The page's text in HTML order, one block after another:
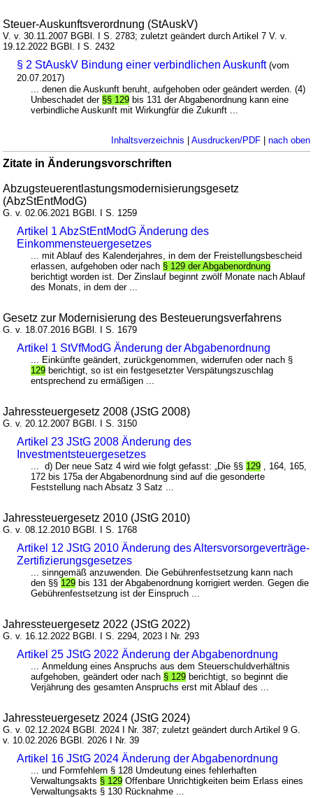
Steuer-Auskunftsverordnung (StAuskV)
V. v. 30.11.2007 BGBl. I S. 2783; zuletzt geändert durch Artikel 7 V. v.
19.12.2022 BGBl. I S. 2432
§ 2 StAuskV Bindung einer verbindlichen Auskunft (vom
20.07.2017)
... denen die Auskunft beruht, aufgehoben oder geändert werden. (4)
Unbeschadet der §§ 129 bis 131 der Abgabenordnung kann eine
verbindliche Auskunft mit Wirkungfür die Zukunft ...
Inhaltsverzeichnis Ausdrucken/PDF| nach oben
Zitate in Änderungsvorschriften
Abzugsteuerentlastungsmodernisierungsgesetz
(AbzStEntModG)
G. v. 02.06.2021 BGBl. I S. 1259
Artikel 1 AbzStEntModG Änderung des
Einkommensteuergesetzes
... mit Ablauf des Kalenderjahres, in dem der Freistellungsbescheid
erlassen, aufgehoben oder nach § 129 der Abgabenordnung
berichtigt worden ist. Der Zinslauf beginnt zwölf Monate nach Ablauf
des Monats, in dem der ...
Gesetz zur Modernisierung des Besteuerungsverfahrens
G. v. 18.07.2016 BGBl. I S. 1679
Artikel 1 StVfModG Änderung der Abgabenordnung
... Einkünfte geändert, zurückgenommen, widerrufen oder nach §
129 berichtigt, so ist ein festgesetzter Verspätungszuschlag
entsprechend zu ermäßigen ...
Jahressteuergesetz 2008 (JStG 2008)
G. v. 20.12.2007 BGBl. I S. 3150
Artikel 23 JStG 2008 Änderung des
Investmentsteuergesetzes
... d) Der neue Satz 4 wird wie folgt gefasst: „Die §§ 129 , 164, 165,
172 bis 175a der Abgabenordnung sind auf die gesonderte
Feststellung nach Absatz 3 Satz ...
Jahressteuergesetz 2010 (JStG 2010)
G. v. 08.12.2010 BGBl. I S. 1768
Artikel 12 JStG 2010 Änderung des Altersvorsorgeverträge-
Zertifizierungsgesetzes
... sinngemäß anzuwenden. Die Gebührenfestsetzung kann nach
den §§ 129 bis 131 der Abgabenordnung korrigiert werden. Gegen die
Gebührenfestsetzung ist der Einspruch ...
Jahressteuergesetz 2022 (JStG 2022)
G. v. 16.12.2022 BGBl. I S. 2294, 2023 I Nr. 293
Artikel 25 JStG 2022 Änderung der Abgabenordnung
... Anmeldung eines Anspruchs aus dem Steuerschuldverhältnis
aufgehoben, geändert oder nach § 129 berichtigt, so beginnt die
Verjährung des gesamten Anspruchs erst mit Ablauf des ...
Jahressteuergesetz 2024 (JStG 2024)
G. v. 02.12.2024 BGBl. 2024 I Nr. 387; zuletzt geändert durch Artikel 9 G.
v. 10.02.2026 BGBl. 2026 I Nr. 39
Artikel 16 JStG 2024 Änderung der Abgabenordnung
... und Formfehlern § 128 Umdeutung eines fehlerhaften
Verwaltungsakts § 129 Offenbare Unrichtigkeiten beim Erlass eines
Verwaltungsakts § 130 Rücknahme ...